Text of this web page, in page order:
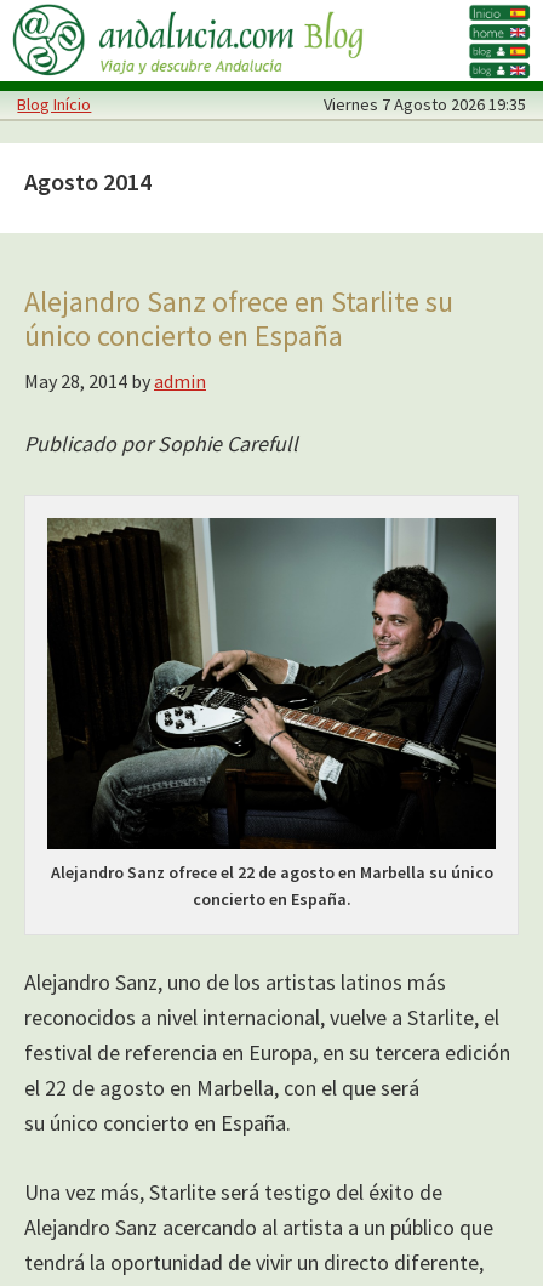
Skip
to
main
content
Skip
to
primary
sidebar
Blog Início Viernes 7 Agosto 2026 19:35
Agosto 2014
Alejandro Sanz ofrece en Starlite su
único concierto en España
May 28, 2014 byadmin
Publicado por Sophie Carefull
Alejandro Sanz ofrece el 22 de agosto en Marbella su único
concierto en España.
Alejandro Sanz, uno de los artistas latinos más
reconocidos a nivel internacional, vuelve a Starlite, el
festival de referencia en Europa, en su tercera edición
el 22 de agosto en Marbella, con el que será
su único concierto en España.
Una vez más, Starlite será testigo del éxito de
Alejandro Sanz acercando al artista a un público que
tendrá la oportunidad de vivir un directo diferente,